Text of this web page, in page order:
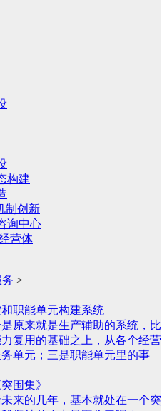
构建
制创新
询中心
营体
>
职能单元构建系统
原来就是生产辅助的系统，比
复用的基础之上，从各个经营
单元；三是职能单元里的事
围集》
来的几年，基本就处在一个突